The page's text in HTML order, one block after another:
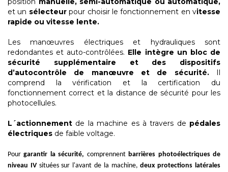
et un sélecteurpour choisir le fonctionnement en vitesse
rapide ou vitesse lente.
Les manœuvres électriques et hydrauliques sont
redondantes et auto-contrôlées. Elle intègre un bloc de
sécurité supplémentaire et des dispositifs
d’autocontrôle de manœuvre et de sécurité.Il
comprend la vérification et la certification du
fonctionnement correct et la distance de sécurité pour les
photocellules.
L´actionnement de la machine es à travers de pédales
électriques de faible voltage.
Pourgarantir la sécurité, comprennent barrières photoélectriques de
niveau IVsituées sur l'avant de la machine,deux protections latérales